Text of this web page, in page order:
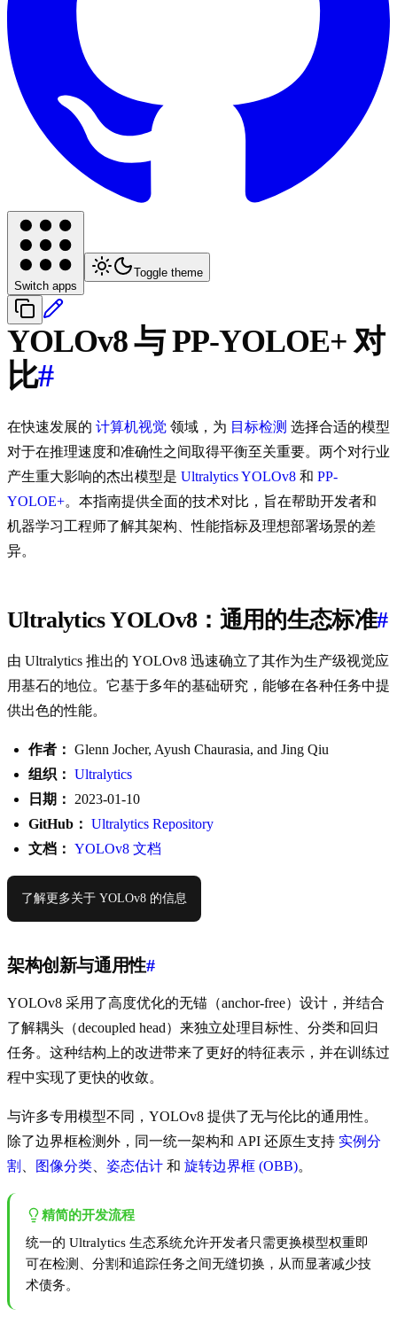
Switch apps
Toggle theme
YOLOv8 与 PP-YOLOE+ 对
比#
在快速发展的 计算机视觉 领域，为 目标检测 选择合适的模型
对于在推理速度和准确性之间取得平衡至关重要。两个对行业
产生重大影响的杰出模型是 Ultralytics YOLOv8 和 PP-
YOLOE+。本指南提供全面的技术对比，旨在帮助开发者和
机器学习工程师了解其架构、性能指标及理想部署场景的差
异。
Ultralytics YOLOv8：通用的生态标准#
由 Ultralytics 推出的 YOLOv8 迅速确立了其作为生产级视觉应
用基石的地位。它基于多年的基础研究，能够在各种任务中提
供出色的性能。
作者： Glenn Jocher, Ayush Chaurasia, and Jing Qiu
组织： Ultralytics
日期：
2023-01-10
GitHub： Ultralytics Repository
文档： YOLOv8 文档
了解更多关于 YOLOv8 的信息
架构创新与通用性#
YOLOv8 采用了高度优化的无锚（anchor-free）设计，并结合
了解耦头（decoupled head）来独立处理目标性、分类和回归
任务。这种结构上的改进带来了更好的特征表示，并在训练过
程中实现了更快的收敛。
与许多专用模型不同，YOLOv8 提供了无与伦比的通用性。
除了边界框检测外，同一统一架构和 API 还原生支持 实例分
割
图像分类 姿态估计 和 旋转边界框 (OBB)。
精简的开发流程
统一的 Ultralytics 生态系统允许开发者只需更换模型权重即
可在检测、分割和追踪任务之间无缝切换，从而显著减少技
术债务。